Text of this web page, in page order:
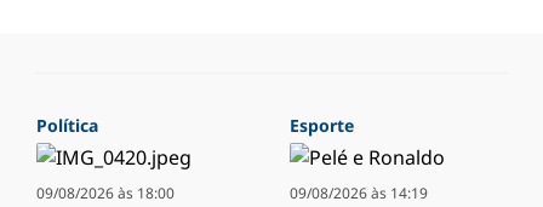
Política
09/08/2026 às 18:00
Esporte
09/08/2026 às 14:19